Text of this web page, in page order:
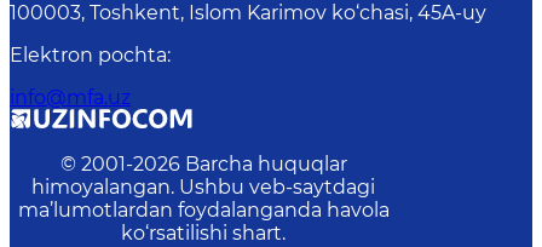
100003, Toshkent, Islom Karimov ko‘chasi, 45A-uy
Elektron pochta:
info@mfa.uz
© 2001-2026 Barcha huquqlar
himoyalangan. Ushbu veb-saytdagi
ma’lumotlardan foydalanganda havola
ko‘rsatilishi shart.